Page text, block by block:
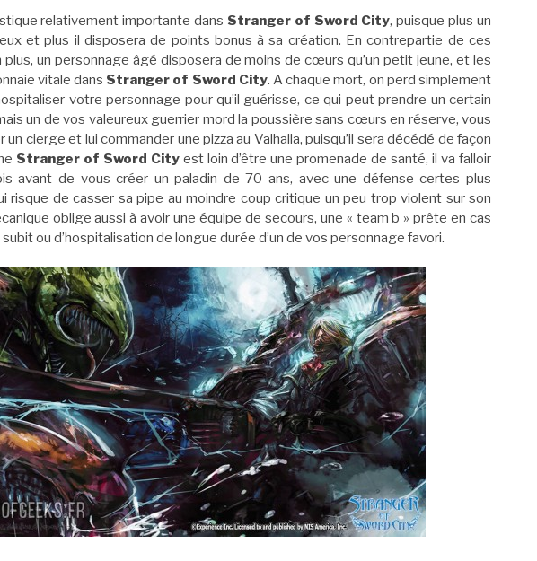
relativement importante dans Stranger of Sword City, puisque plus un
et plus il disposera de points bonus à sa création. En contrepartie de ces
un personnage âgé disposera de moins de cœurs qu’un petit jeune, et les
vitale dans Stranger of Sword City. A chaque mort, on perd simplement
votre personnage pour qu’il guérisse, ce qui peut prendre un certain
un de vos valeureux guerrier mord la poussière sans cœurs en réserve, vous
un cierge et lui commander une pizza au Valhalla, puisqu’il sera décédé de façon
Stranger of Sword Cityest loin d’être une promenade de santé, il va falloir
avant de vous créer un paladin de 70 ans, avec une défense certes plus
risque de casser sa pipe au moindre coup critique un peu trop violent sur son
oblige aussi à avoir une équipe de secours, une « team b » prête en cas
ou d’hospitalisation de longue durée d’un de vos personnage favori.